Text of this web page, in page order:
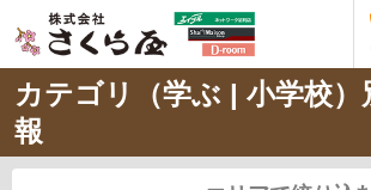
カテゴリ（学ぶ | 小学校
報